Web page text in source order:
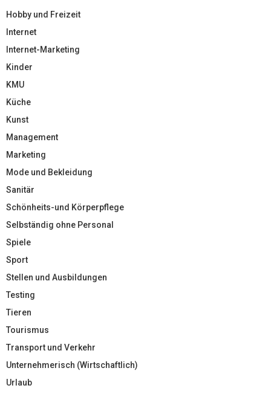
Hobby und Freizeit
Internet
Internet-Marketing
Kinder
KMU
Küche
Kunst
Management
Marketing
Mode und Bekleidung
Sanitär
Schönheits-und Körperpflege
Selbständig ohne Personal
Spiele
Sport
Stellen und Ausbildungen
Testing
Tieren
Tourismus
Transport und Verkehr
Unternehmerisch (Wirtschaftlich)
Urlaub